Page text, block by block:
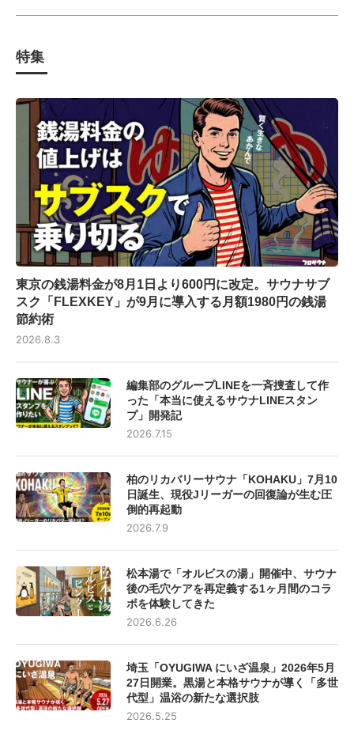
特集
東京の銭湯料金が8月1日より600円に改定。サウナサブ
スク「FLEXKEY」が9月に導入する月額1980円の銭湯
節約術
2026.8.3
編集部のグループLINEを一斉捜査して作
った「本当に使えるサウナLINEスタン
プ」開発記
2026.7.15
柏のリカバリーサウナ「KOHAKU」7月10
日誕生、現役Jリーガーの回復論が生む圧
倒的再起動
2026.7.9
松本湯で「オルビスの湯」開催中、サウナ
後の毛穴ケアを再定義する1ヶ月間のコラ
ボを体験してきた
2026.6.26
埼玉「OYUGIWA にいざ温泉」2026年5月
27日開業。黒湯と本格サウナが導く「多世
代型」温浴の新たな選択肢
2026.5.25